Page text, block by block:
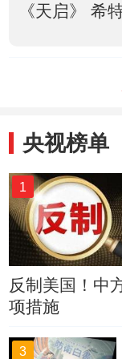
《天启》 希
央视榜单
1
反制美国！中
项措施
3